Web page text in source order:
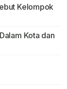
Kelompok
Kota dan